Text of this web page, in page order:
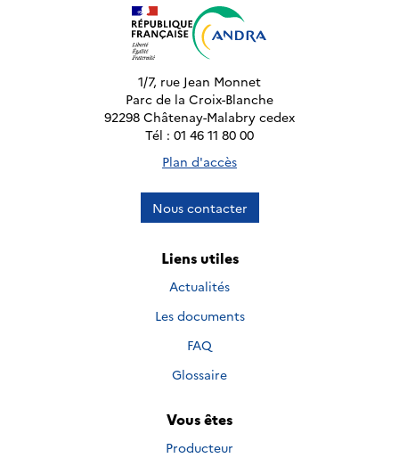
1/7, rue Jean Monnet
Parc de la Croix-Blanche
92298 Châtenay-Malabry cedex
Tél : 01 46 11 80 00
Plan d'accès
Nous contacter
Liens utiles
Actualités
Les documents
FAQ
Glossaire
Vous êtes
Producteur